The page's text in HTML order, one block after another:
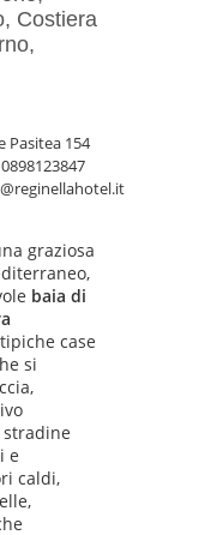
Costiera
Pasitea 154
graziosa
baia di
case
si
stradine
e
caldi,